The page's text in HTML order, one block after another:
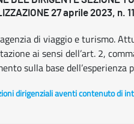
27 aprile 2023, n.
di viaggio e turismo.
ai sensi dell’art. 2,
sulla base dell’esperienza
dirigenziali aventi contenuto di